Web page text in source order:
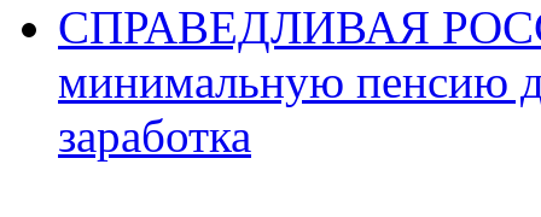
СПРАВЕДЛИВАЯ
минимальную пенсию
заработка